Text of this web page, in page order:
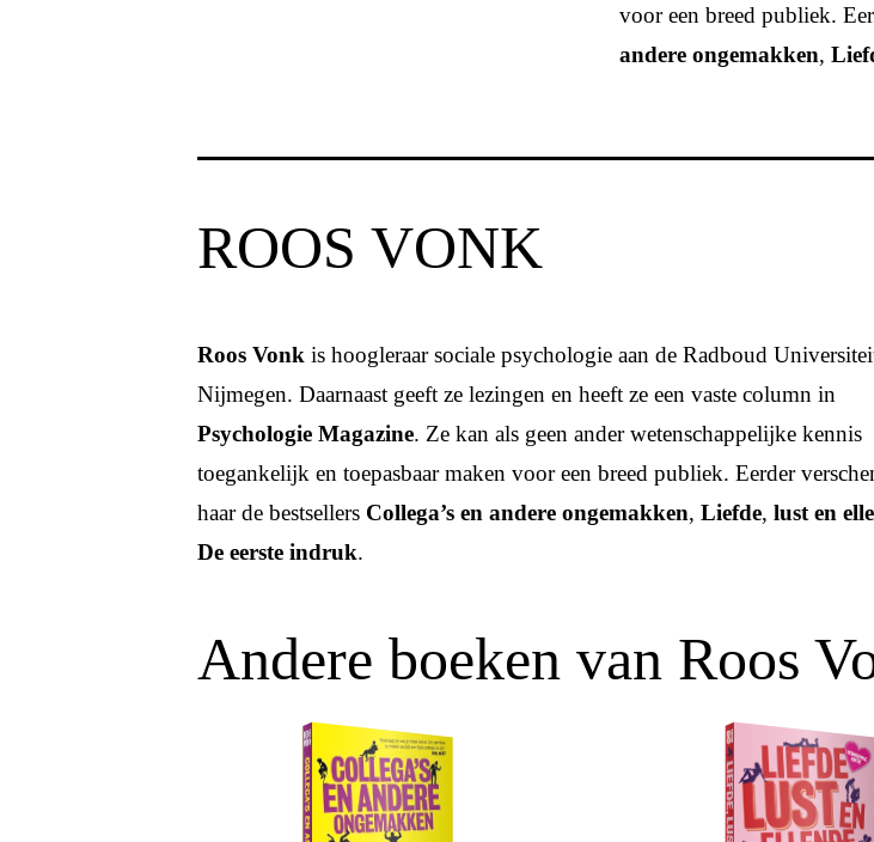
voor een breed publiek.
andere ongemakken,
ROOS VONK
Roos Vonk is hoogleraar sociale psychologie aan de Radboud
Nijmegen. Daarnaast geeft ze lezingen en heeft ze een vaste column in
Psychologie Magazine. Ze kan als geen ander wetenschappelijke kennis
toegankelijk en toepasbaar maken voor een breed publiek. Eerder
haar de bestsellers Collega’s en andere ongemakken, Liefde, lust en
De eerste indruk.
Andere boeken van Roos